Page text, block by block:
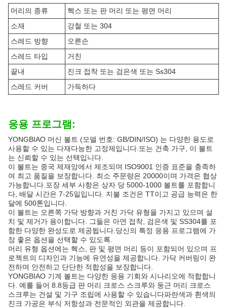
머리의 종류
헥스 또는 판 머리 또는 평면 머리
소재
강철 또는 304
스레드 방향
오른손
스레드 타입
거친
끝내
진크 접착 또는 검은색 또는 Ss304
스레드 커버
가득하다
응용 프로그램:
YONGBIAO 머신 볼트 (모델 번호: GB/DIN/ISO) 는 다양한 용도로
사용할 수 있는 다재다능한 고정제입니다.또는 건축 가구, 이 볼트
는 신뢰할 수 있는 선택입니다.
이 볼트는 중국 제재앙에서 제조되며 ISO9001 인증 표준을 충족하
여 최고 품질을 보장합니다. 최소 주문량은 20000이며 가격은 협상
가능합니다.포장 세부 사항은 상자 당 5000-1000 볼트를 포함합니
다, 배달 시간은 7-25일입니다. 지불 조건은 TT이고 공급 능력은 한
달에 500톤입니다.
이 볼트는 오른쪽 가닥 방향과 거친 가닥 유형을 가지고 있으며 설
치 및 제거가 용이합니다. 그들은 아연 접착, 검은색 및 SS304를 포
함한 다양한 완성도로 제공됩니다.당신의 특정 응용 프로그램에 가
장 좋은 옵션을 선택할 수 있도록.
머리 유형 옵션에는 헥스, 판 및 평면 머리 등이 포함되어 있으며 프
로젝트의 디자인과 기능에 유연성을 제공합니다. 가닥 커버링이 완
전하며 안전하고 단단한 적합성을 보장합니다.
YONGBIAO 기계 볼트는 다양한 응용 기회와 시나리오에 적합합니
다. 예를 들어 8.8등급 판 머리 크로스 스크루와 둥근 머리 크로스
스크루는 건설 및 가구 조립에 사용할 수 있습니다파란색과 흰색의
진크 가공은 부식 저항성과 전문적인 외관을 제공합니다.